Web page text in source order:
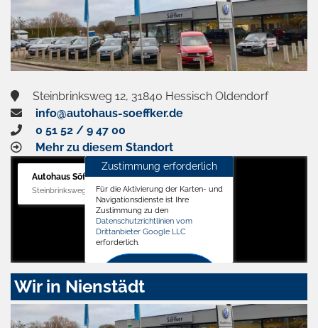
Steinbrinksweg 12, 31840 Hessisch Oldendorf
info@autohaus-soeffker.de
0 51 52 / 9 47 00
Mehr zu diesem Standort
Autohaus Söffker GmbH
Steinbrinksweg 12, 31840 Hessisch Oldendorf
Zustimmung erforderlich
Für die Aktivierung der Karten- und
Navigationsdienste ist Ihre
Zustimmung zu den
Datenschutzrichtlinien vom
Drittanbieter Google LLC
erforderlich.
Zustimmen
aktivieren
Wir in Nienstädt